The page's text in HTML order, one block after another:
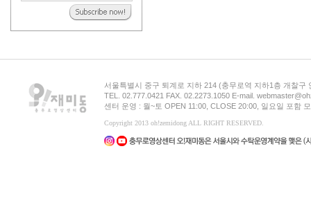
서울특별시 중구 퇴계로 지하 214 (충무로역 지하1층 개찰구
TEL. 02.777.0421 FAX. 02.2273.1050 E-mail.
센터 운영 : 월~토 OPEN 11:00, CLOSE 20:00, 일요일 포함
Copyright 2013 oh!zemidong ALL RIGHT RESERVED.